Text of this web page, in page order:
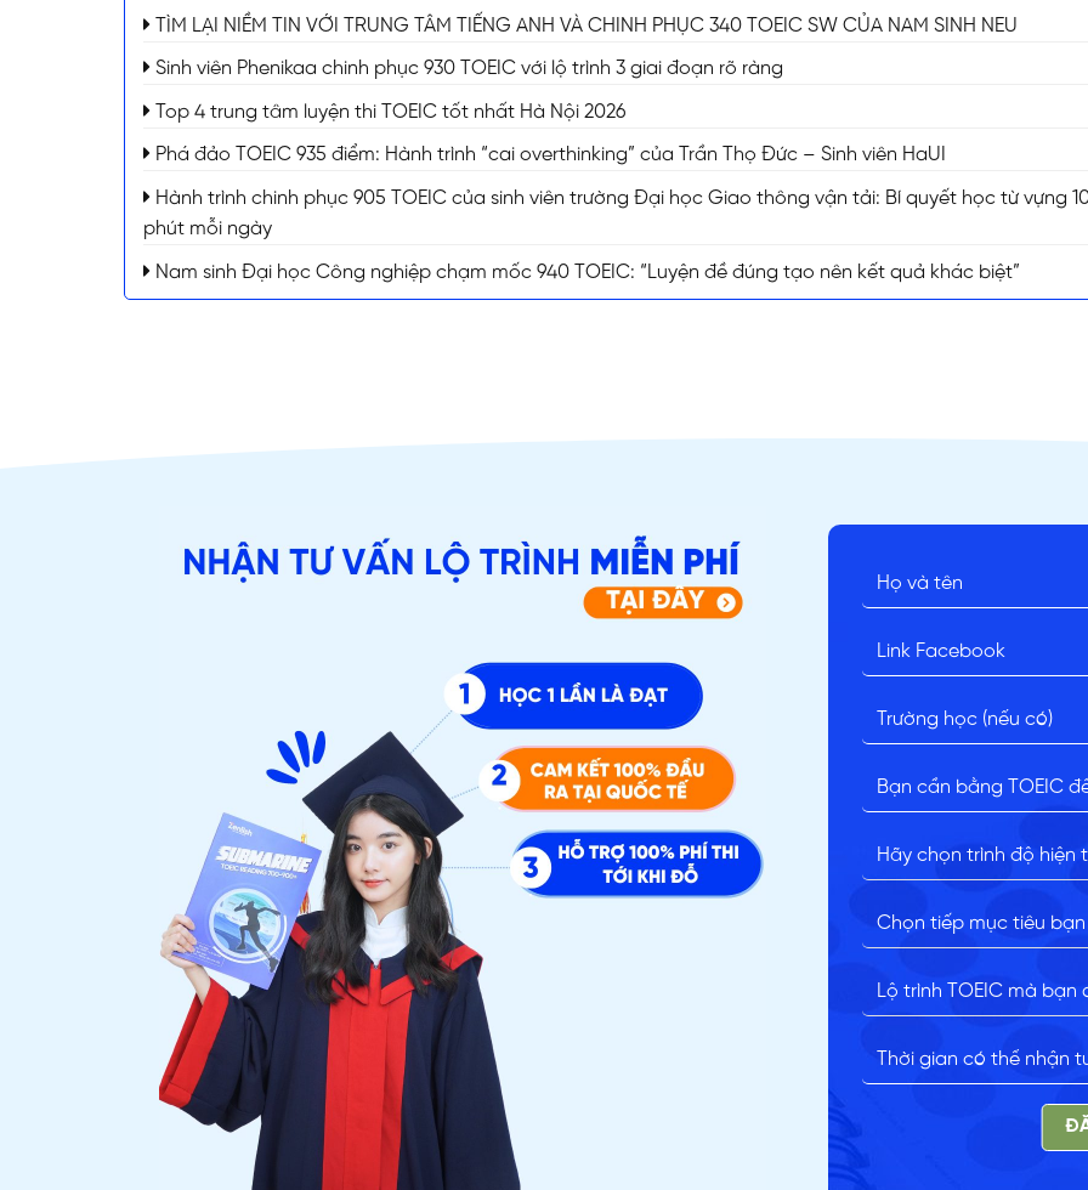
TÌM LẠI NIỀM TIN VỚI TRUNG TÂM TIẾNG ANH VÀ CHINH PHỤC 340 TOEIC SW CỦA NAM SINH NEU
Sinh viên Phenikaa chinh phục 930 TOEIC với lộ trình 3 giai đoạn rõ ràng
Top 4 trung tâm luyện thi TOEIC tốt nhất Hà Nội 2026
Phá đảo TOEIC 935 điểm: Hành trình “cai overthinking” của Trần Thọ Đức – Sinh viên HaUI
Hành trình chinh phục 905 TOEIC của sinh viên trường Đại học Giao thông vận tải: Bí quyết học từ vựng
phút mỗi ngày
Nam sinh Đại học Công nghiệp chạm mốc 940 TOEIC: “Luyện đề đúng tạo nên kết quả khác biệt”
ĐĂNG KÝ TƯ VẤN